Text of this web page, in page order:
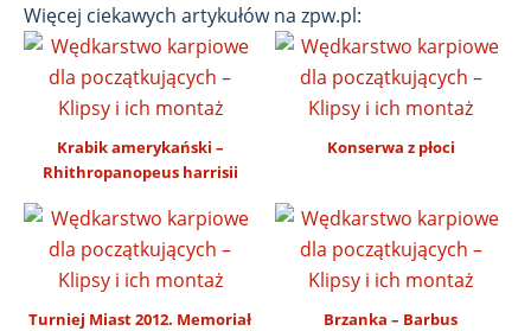
Więcej ciekawych artykułów na zpw.pl:
Krabik amerykański –
Rhithropanopeus harrisii
Konserwa z płoci
Turniej Miast 2012. Memoriał
Brzanka – Barbus